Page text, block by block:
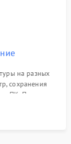
на разных
сохранения
ПК. Проверка
качества.